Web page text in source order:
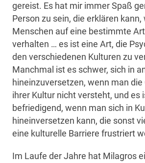
gereist. Es hat mir immer Spaß
Person zu sein, die erklären
Menschen auf eine bestimmte
verhalten … es ist eine Art, die
den verschiedenen Kulturen zu
Manchmal ist es schwer, sich in
hineinzuversetzen, wenn man die
ihrer Kultur nicht versteht, und es
befriedigend, wenn man sich in
hineinversetzen kann, die sonst
eine kulturelle Barriere frustriert
Im Laufe der Jahre hat Milagros